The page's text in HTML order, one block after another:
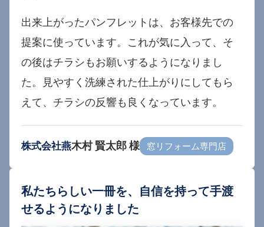
出来上がったパンフレットは、お客様先での
提案に使っています。これが気に入って、そ
の後はチラシもお願いするようになりまし
た。見やすく洗練された仕上がりにしてもら
えて、チラシの反響も良くなっています。
株式会社燕木村 賢太郎 様 窓リフォーム専門店
私たちらしい一冊を、自信を持って手渡
せるようになりました